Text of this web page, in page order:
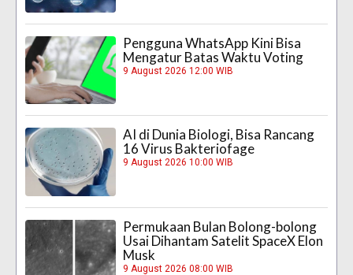
Pengguna WhatsApp Kini Bisa
Mengatur Batas Waktu Voting
9 August 2026 12:00 WIB
AI di Dunia Biologi, Bisa Rancang
16 Virus Bakteriofage
9 August 2026 10:00 WIB
Permukaan Bulan Bolong-bolong
Usai Dihantam Satelit SpaceX Elon
Musk
9 August 2026 08:00 WIB